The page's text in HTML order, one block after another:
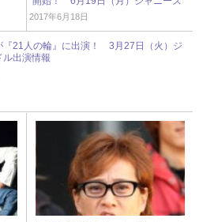
アイドル出演情報
2017年6月18日
『21人の輪』に出演！ 3月27日（火）ジ
ル出演情報